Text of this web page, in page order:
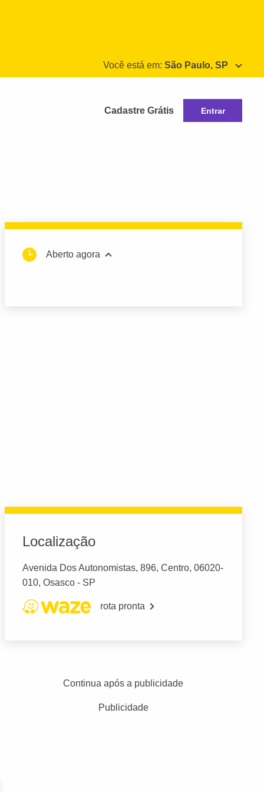
Você está em: São Paulo, SP
Cadastre Grátis Entrar
Aberto agora
Localização
Avenida Dos Autonomistas, 896, Centro, 06020-
010, Osasco - SP
rota pronta
Continua após a publicidade
Publicidade